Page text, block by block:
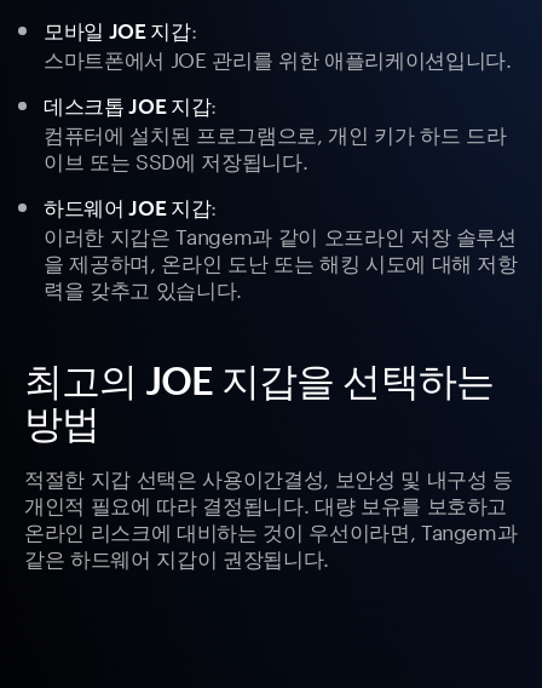
모바일 JOE 지갑:
스마트폰에서 JOE 관리를 위한 애플리케이션입니다.
데스크톱 JOE 지갑:
컴퓨터에 설치된 프로그램으로, 개인 키가 하드 드라
이브 또는 SSD에 저장됩니다.
하드웨어 JOE 지갑:
이러한 지갑은 Tangem과 같이 오프라인 저장 솔루션
을 제공하며, 온라인 도난 또는 해킹 시도에 대해 저항
력을 갖추고 있습니다.
최고의 JOE 지갑을 선택하는
방법
적절한 지갑 선택은 사용이간결성, 보안성 및 내구성 등
개인적 필요에 따라 결정됩니다. 대량 보유를 보호하고
온라인 리스크에 대비하는 것이 우선이라면, Tangem과
같은 하드웨어 지갑이 권장됩니다.